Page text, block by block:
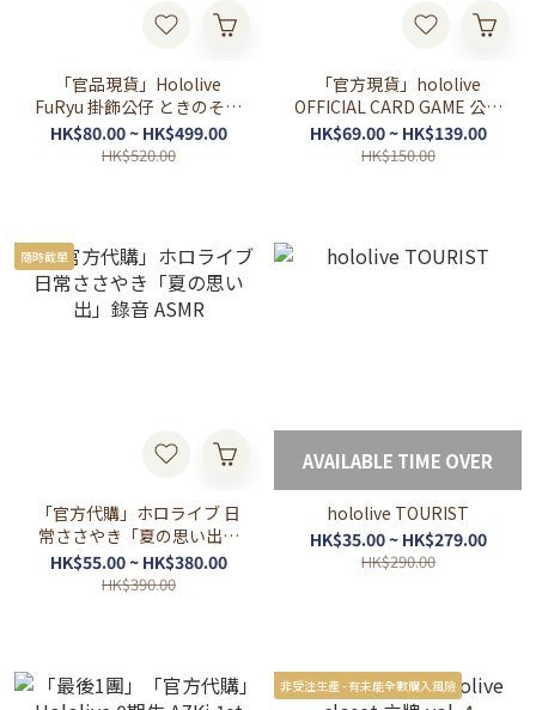
「官品現貨」Hololive
FuRyu 掛飾公仔 ときのそら
🐻 ロボ子さん🤖 AZKi⚒ さ
くらみこ🌸 星街すいせい☄️
HK$80.00 ~ HK$499.00
HK$520.00
「官方現貨」hololive
OFFICIAL CARD GAME 公式
周邊 卡套/卡盒/骰子/Effect
Tag SET
HK$69.00 ~ HK$139.00
HK$150.00
隨時截單
「官方代購」ホロライブ 日
常ささやき「夏の思い出」
錄音 ASMR
HK$55.00 ~ HK$380.00
HK$390.00
AVAILABLE TIME OVER
hololive TOURIST
HK$35.00 ~ HK$279.00
HK$290.00
非受注生產 - 有未能全數購入風險